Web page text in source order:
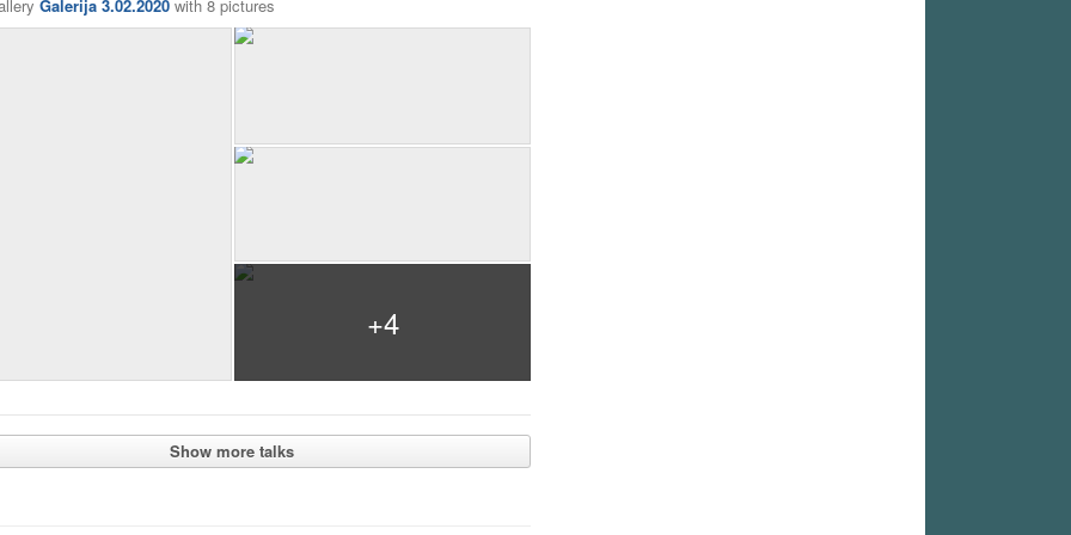
Galerija 3.02.2020 with 8 pictures
+4
Show more talks